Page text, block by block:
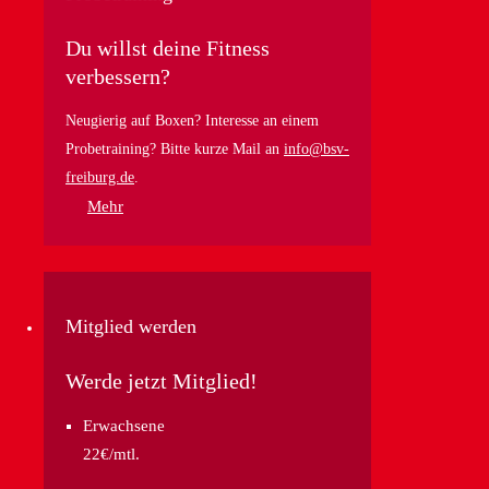
Du willst deine Fitness
verbessern?
Neugierig auf Boxen? Interesse an einem
Probetraining? Bitte kurze Mail an info@bsv-
freiburg.de
Mehr
Mitglied werden
Werde jetzt Mitglied!
Erwachsene
22€/mtl.